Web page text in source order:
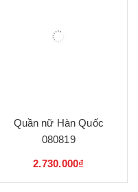
Quần nữ Hàn Quốc
080819
2.730.000₫